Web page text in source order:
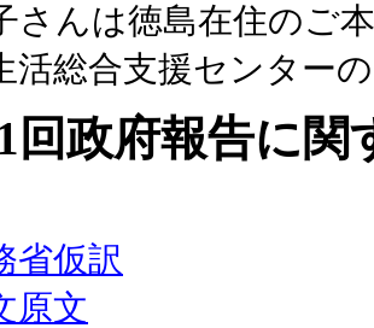
さんは徳島在住のご
活総合支援センター
政府報告に関
省仮訳
原文